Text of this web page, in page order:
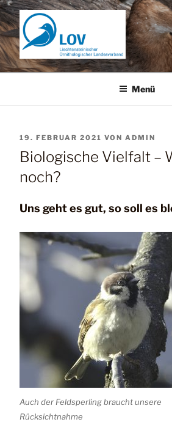
Zum
Inhalt
springen
Menü
VERÖFFENTLICHT
AM
19. FEBRUAR 2021 VON ADMIN
Biologische Vielfalt –
noch?
Uns geht es gut, so soll es
Auch der Feldsperling braucht unsere
Rücksichtnahme